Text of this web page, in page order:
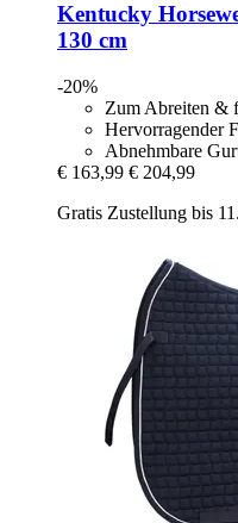
Kentucky
130 cm
-20%
Zum Abreiten &
Hervorragender
Abnehmbare
€ 163,99 € 204,99
Gratis Zustellung bis